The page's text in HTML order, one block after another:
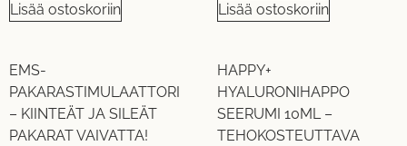
Lisää ostoskoriin
EMS-
PAKARASTIMULAATTORI
– KIINTEÄT JA SILEÄT
PAKARAT VAIVATTA!
Lisää ostoskoriin
HAPPY+
HYALURONIHAPPO
SEERUMI 10ML –
TEHOKOSTEUTTAVA